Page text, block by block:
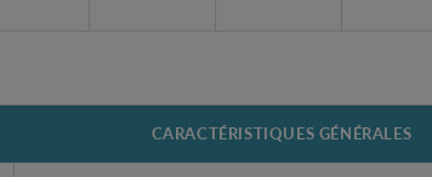
CARACTÉRISTIQUES GÉNÉRALES